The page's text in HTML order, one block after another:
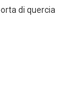
di quercia